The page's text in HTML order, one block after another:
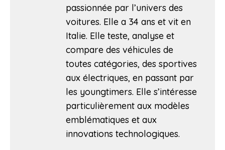
passionnée par l’univers des
voitures. Elle a 34 ans et vit en
Italie. Elle teste, analyse et
compare des véhicules de
toutes catégories, des sportives
aux électriques, en passant par
les youngtimers. Elle s’intéresse
particulièrement aux modèles
emblématiques et aux
innovations technologiques.